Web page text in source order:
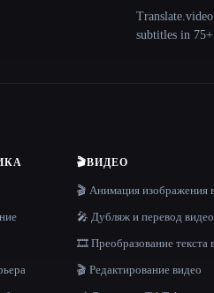
subtitles in 75+
🎬ВИДЕО
🎬 Анимация изображения
🎤 Дубляж и перевод видео
🎞️ Преобразование текста
🎬 Редактирование видео